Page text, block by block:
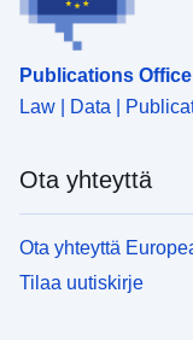
Publications
Law | Data |
Ota yhteyttä
Ota yhteyttä
Tilaa uutiskirje